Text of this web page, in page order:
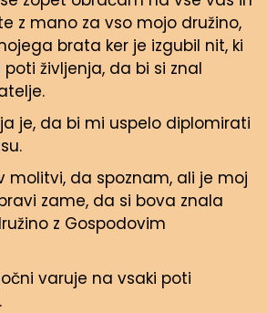
z mano za vso mojo družino,
brata ker je izgubil nit, ki
življenja, da bi si znal
je, da bi mi uspelo diplomirati
molitvi, da spoznam, ali je moj
zame, da si bova znala
z Gospodovim
varuje na vsaki poti